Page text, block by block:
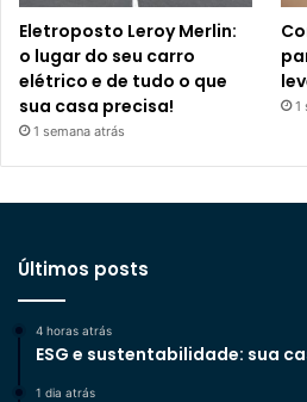
Eletroposto Leroy Merlin:
o lugar do seu carro
elétrico e de tudo o que
sua casa precisa!
1 semana atrás
1
Últimos posts
4 horas atrás
ESG e sustentabilidade: sua
1 dia atrás